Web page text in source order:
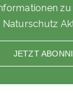
Naturschutz
JETZT